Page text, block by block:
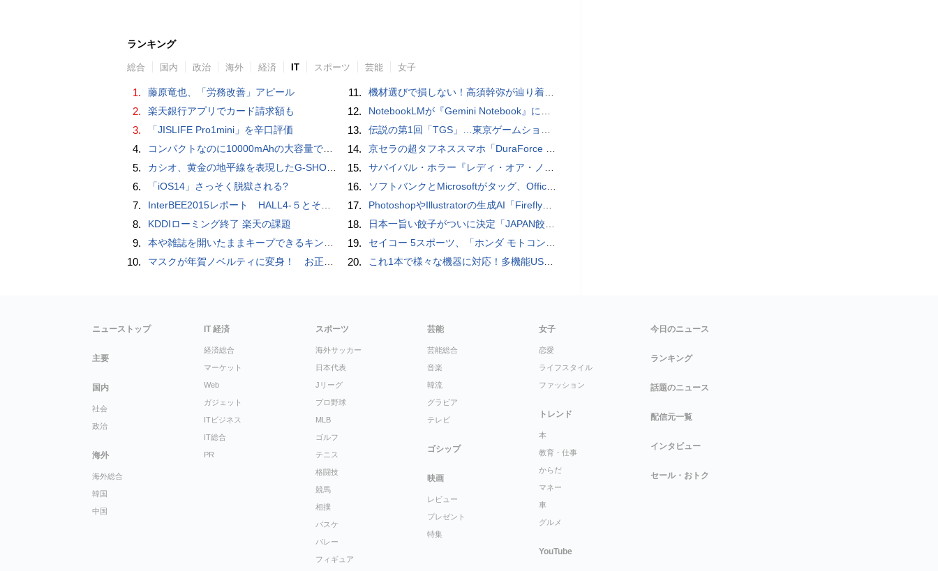
ランキング
総合 国内 政治 海外 経済 IT スポーツ 芸能 女子
1. 藤原竜也、「労務改善」アピール
2. 楽天銀行アプリでカード請求額も
3. 「JISLIFE Pro1mini」を辛口評価
4. コンパクトなのに10000mAhの大容量で最大3台のデバイスを同時充電できる半固体モバイルバッテリー「SMARTCOBY Pro SLIM SS」レビュー
5. カシオ、黄金の地平線を表現したG-SHOCK「MASTER IN HORIZON GOLD」3モデル
6. 「iOS14」さっそく脱獄される?
7. InterBEE2015レポート HALL4-５とその他
8. KDDIローミング終了 楽天の課題
9. 本や雑誌を開いたままキープできるキングジムのブッククリップ「ツイップ」レビュー、 伸縮してA6～B5判に対応
10. マスクが年賀ノベルティに変身！ お正月特別パッケージの注文受付開始
11. 機材選びで損しない！高須幹弥が辿り着いた「大当り」の神マイクとは
12. NotebookLMが『Gemini Notebook』に大リニューアル！自らコードを書いてデータ分析もできる、Gemini連携＆全機能を完全解説！
13. 伝説の第1回「TGS」…東京ゲームショウ&#039;96と、当時のベストゲーム10本：レトロゲーム浪漫街道
14. 京セラの超タフネススマホ「DuraForce PRO 2」はアクションカムとしても優秀
15. サバイバル・ホラー『レディ・オア・ノット 2』の新本編映像、【バスタイム編】が公開
16. ソフトバンクとMicrosoftがタッグ、Officeツール「Teams」に03電話を統合
17. PhotoshopやIllustratorの生成AI「Firefly」がクレジット制を導入し有料プランでも画像生成枚数が制限されるように
18. 日本一旨い餃子がついに決定「JAPAN餃子大賞2026」授賞式 / コードレスでどこでも使える、電動エアダスター【まとめ記事】
19. セイコー 5スポーツ、「ホンダ モトコンポ」とのコラボレーション限定モデル / スタミナ満点の「鉄板ワイルドからテキ定食」【まとめ記事】
20. これ1本で様々な機器に対応！多機能USB充電ケーブル「10in1オクトパスケーブル」【カリスマ店長の一押し】
ニューストップ
主要
国内
社会
政治
海外
海外総合
韓国
中国
IT 経済
経済総合
マーケット
Web
ガジェット
ITビジネス
IT総合
PR
スポーツ
海外サッカー
日本代表
Jリーグ
プロ野球
MLB
ゴルフ
テニス
格闘技
競馬
相撲
バスケ
バレー
フィギュア
芸能
芸能総合
音楽
韓流
グラビア
テレビ
ゴシップ
映画
レビュー
プレゼント
特集
女子
恋愛
ライフスタイル
ファッション
トレンド
本
教育・仕事
からだ
マネー
車
グルメ
YouTube
今日のニュース
ランキング
話題のニュース
配信元一覧
インタビュー
セール・おトク